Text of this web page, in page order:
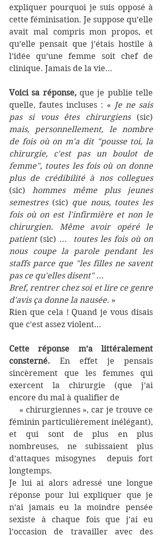
expliquer pourquoi je suis opposé à
cette féminisation. Je suppose qu’elle
avait mal compris mon propos, et
qu’elle pensait que j’étais hostile à
l’idée qu’une femme soit chef de
clinique. Jamais de la vie…
Voici sa réponse, que je publie telle
quelle, fautes incluses : « Je ne sais
pas si vous êtes chirurgiens
mais, personnellement, le nombre
de fois où on m'a dit "pousse toi, la
chirurgie, c'est pas un boulot de
femme", toutes les fois où on donne
plus de crédibilité à nos collegues
(sic) hommes même plus jeunes
semestres (sic) que nous, toutes les
fois où on est l'infirmière et non le
chirurgien. Même avoir opéré le
patient (sic) ...  toutes les fois où on
nous coupe la parole pendant les
staffs parce que "les filles ne savent
pas ce qu'elles disent" ...
Bref, rentrer chez soi et lire ce genre
d'avis ça donne la nausée. »
Rien que cela ! Quand je vous disais
que c’est assez violent…
Cette réponse m’a littéralement
consterné. En effet je pensais
sincèrement que les femmes qui
exercent la chirurgie (que j’ai
encore du mal à qualifier de
« chirurgiennes », car je trouve ce
féminin particulièrement inélégant),
et qui sont de plus en plus
nombreuses, ne subissaient plus
d’attaques misogynes  depuis fort
longtemps.
Je lui ai alors adressé une longue
réponse pour lui expliquer que je
n’ai jamais eu la moindre pensée
sexiste à chaque fois que j’ai eu
l’occasion de travailler avec des